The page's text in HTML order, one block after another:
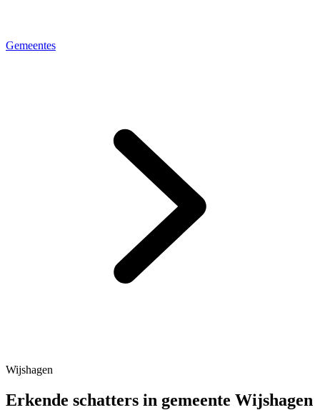
Gemeentes
Wijshagen
Erkende schatters in gemeente Wijshagen